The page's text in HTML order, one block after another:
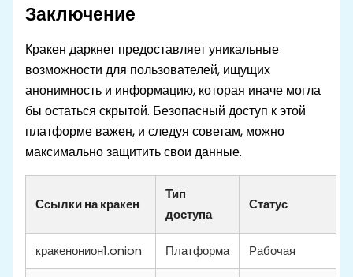
Заключение
Кракен даркнет предоставляет уникальные
возможности для пользователей, ищущих
анонимность и информацию, которая иначе могла
бы остаться скрытой. Безопасный доступ к этой
платформе важен, и следуя советам, можно
максимально защитить свои данные.
Ссылки на кракен
Тип
доступа
Статус
кракенонион1.onion Платформа Рабочая